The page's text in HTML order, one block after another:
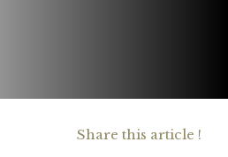
Share this article !